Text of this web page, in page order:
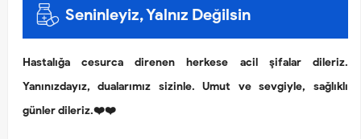
Seninleyiz, Yalnız Değilsin
Hastalığa cesurca direnen herkese acil şifalar dileriz.
Yanınızdayız, dualarımız sizinle. Umut ve sevgiyle, sağlıklı
günler dileriz.❤️❤️